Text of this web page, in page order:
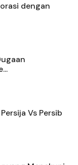
dengan
Vs Persib